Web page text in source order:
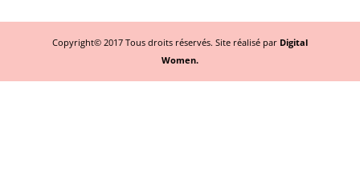
Copyright© 2017 Tous droits réservés. Site réalisé par Digital
Women.